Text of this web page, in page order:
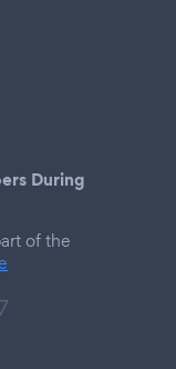
During
of the